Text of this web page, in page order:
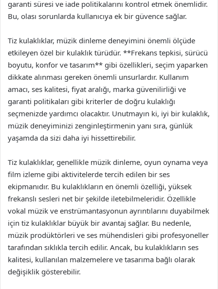
garanti süresi ve iade politikalarını kontrol etmek önemlidir.
Bu, olası sorunlarda kullanıcıya ek bir güvence sağlar.
Tiz kulaklıklar, müzik dinleme deneyimini önemli ölçüde
etkileyen özel bir kulaklık türüdür. **Frekans tepkisi, sürücü
boyutu, konfor ve tasarım** gibi özellikleri, seçim yaparken
dikkate alınması gereken önemli unsurlardır. Kullanım
amacı, ses kalitesi, fiyat aralığı, marka güvenilirliği ve
garanti politikaları gibi kriterler de doğru kulaklığı
seçmenizde yardımcı olacaktır. Unutmayın ki, iyi bir kulaklık,
müzik deneyiminizi zenginleştirmenin yanı sıra, günlük
yaşamda da sizi daha iyi hissettirebilir.
Tiz kulaklıklar, genellikle müzik dinleme, oyun oynama veya
film izleme gibi aktivitelerde tercih edilen bir ses
ekipmanıdır. Bu kulaklıkların en önemli özelliği, yüksek
frekanslı sesleri net bir şekilde iletebilmeleridir. Özellikle
vokal müzik ve enstrümantasyonun ayrıntılarını duyabilmek
için tiz kulaklıklar büyük bir avantaj sağlar. Bu nedenle,
müzik prodüktörleri ve ses mühendisleri gibi profesyoneller
tarafından sıklıkla tercih edilir. Ancak, bu kulaklıkların ses
kalitesi, kullanılan malzemelere ve tasarıma bağlı olarak
değişiklik gösterebilir.